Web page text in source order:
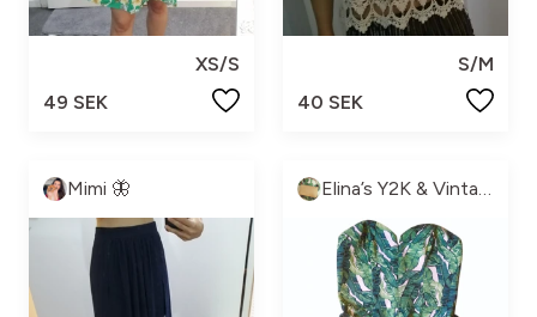
XS/S
49 SEK
S/M
40 SEK
Mimi 🦋